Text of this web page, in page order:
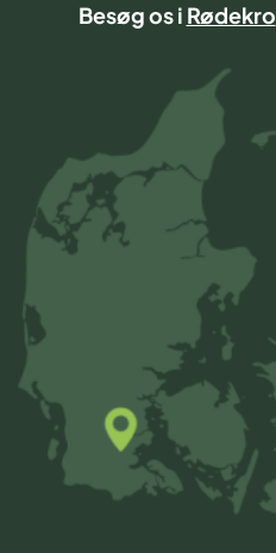
Besøg os i Rødekro